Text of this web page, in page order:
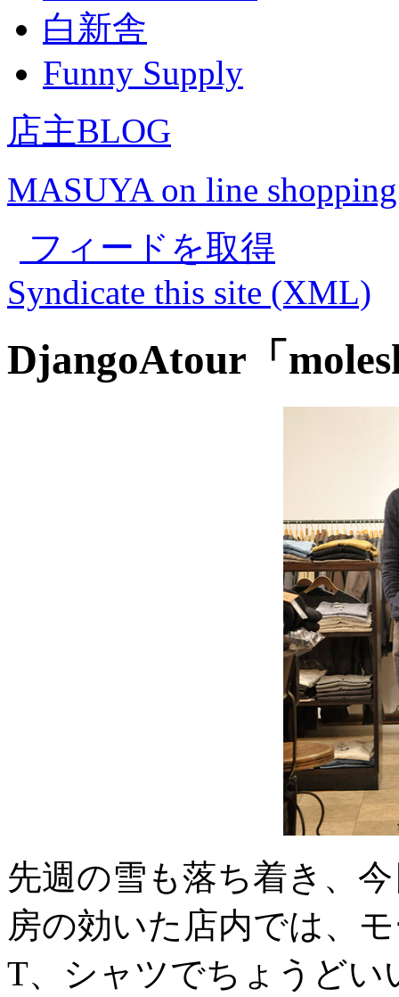
白新舎
Funny Supply
店主BLOG
MASUYA on line shopping
フィードを取得
Syndicate this site (XML)
DjangoAtour「
先週の雪も落ち着き、
房の効いた店内では、
T、シャツでちょうど